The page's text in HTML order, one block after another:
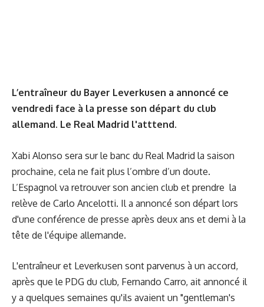
L’entraîneur du Bayer Leverkusen a annoncé ce
vendredi face à la presse son départ du club
allemand. Le Real Madrid l'atttend.
Xabi Alonso sera sur le banc du Real Madrid la saison
prochaine, cela ne fait plus l’ombre d’un doute.
L’Espagnol va retrouver son ancien club et prendre la
relève de Carlo Ancelotti. Il a annoncé son départ lors
d'une conférence de presse après deux ans et demi à la
tête de l'équipe allemande.
L'entraîneur et Leverkusen sont parvenus à un accord,
après que le PDG du club, Fernando Carro, ait annoncé il
y a quelques semaines qu'ils avaient un "gentleman's